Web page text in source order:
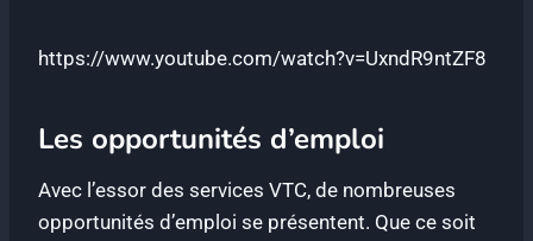
https://www.youtube.com/watch?v=UxndR9ntZF8
Les opportunités d’emploi
Avec l’essor des services VTC, de nombreuses
opportunités d’emploi se présentent. Que ce soit